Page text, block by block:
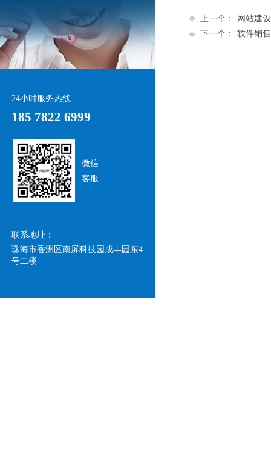
上一个：
网站建设
下一个：
软件销售
微信
客服
联系地址：
珠海市香洲区南屏科技园成丰园东4
号二楼
24小时服务热线
185 7822 6999